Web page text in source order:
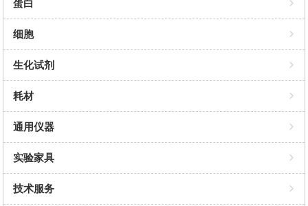
提取试剂盒
类器官培养基
细胞/组织保存
细胞检测
细胞染色
蛋白marker
细胞裂解与蛋白抽提
蛋白纯化与富集
蛋白互作与功能研究
Western Blot
蛋白浓缩、复性与定量
蛋白表达与转染载体/细胞
染料
试剂盒
诊断试剂
蛋白
抗体
抗体对
因子
ELISA KIT
纯化基质
WB相关
细胞
培养基
培养添加物
细胞株
特殊培养
细胞冻存
生化试剂
化学溶剂
灭菌消毒
化学试剂
耗材
PCR
吸头
自动化吸头
通用仪器
桌面小仪器
移液器
实验家具
技术服务